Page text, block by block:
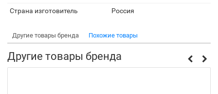
Страна изготовитель
Россия
Другие товары бренда Похожие товары
Другие товары бренда